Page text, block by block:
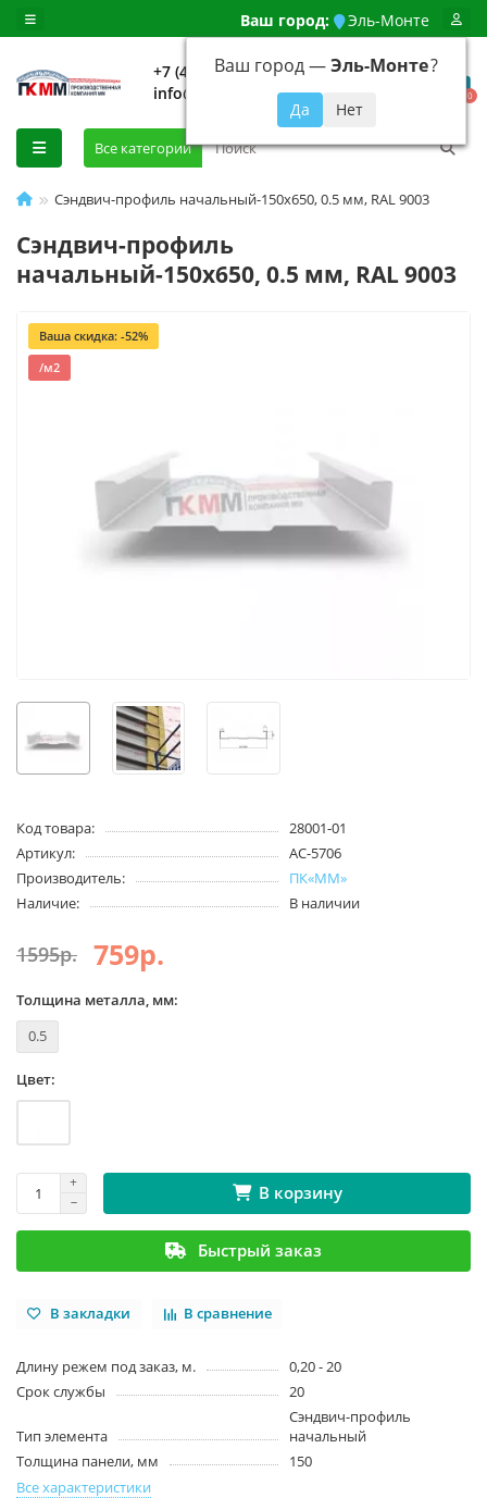
Ваш город: Эль-Монте
Ваш город —Эль-Монте?
+7 (499) 648-92-94
info@evroshtaketnikmoskva.ru
0
Все категории
Сэндвич-профиль начальный-150х650, 0.5 мм, RAL 9003
Сэндвич-профиль
начальный-150х650, 0.5 мм, RAL 9003
Ваша скидка: -52%
/м2
Код товара:
28001-01
Артикул:
АС-5706
Производитель:
ПК«ММ»
Наличие:
В наличии
1595р. 759р.
Толщина металла, мм:
0.5
Цвет:
В корзину
Быстрый заказ
В закладки В сравнение
Длину режем под заказ, м.
0,20 - 20
Срок службы
20
Тип элемента
Сэндвич-профиль
начальный
Толщина панели, мм
150
Все характеристики